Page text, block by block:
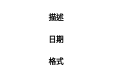
描述
日期
格式